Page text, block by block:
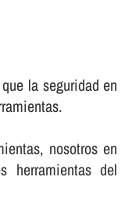
la seguridad en
nosotros en
herramientas del